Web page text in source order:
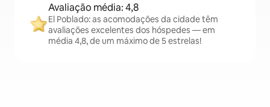
Avaliação média: 4,8
El Poblado: as acomodações da cidade têm
avaliações excelentes dos hóspedes — em
média 4,8, de um máximo de 5 estrelas!